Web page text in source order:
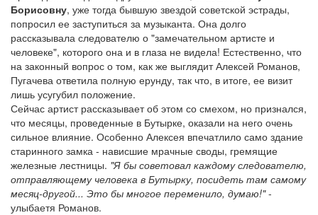
Борисовну, уже тогда бывшую звездой советской эстрады,
попросил ее заступиться за музыканта. Она долго
рассказывала следователю о "замечательном артисте и
человеке", которого она и в глаза не видела! Естественно, что
на законный вопрос о том, как же выглядит Алексей Романов,
Пугачева ответила полную ерунду, так что, в итоге, ее визит
лишь усугубил положение.
Сейчас артист рассказывает об этом со смехом, но признался,
что месяцы, проведенные в Бутырке, оказали на него очень
сильное влияние. Особенно Алексея впечатлило само здание
старинного замка - нависшие мрачные своды, гремящие
железные лестницы. "Я бы советовал каждому следователю,
отправляющему человека в Бутырку, посидеть там самому
месяц-другой... Это бы многое переменило, думаю!"-
улыбаетя Романов.